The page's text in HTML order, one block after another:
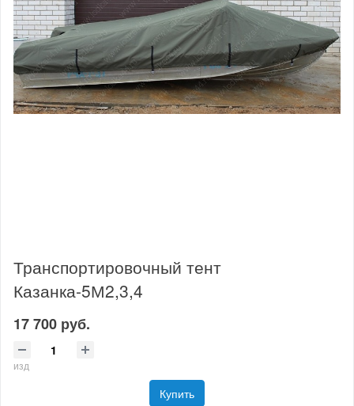
Транспортировочный тент
Казанка-5М2,3,4
17 700 руб.
изд
Купить